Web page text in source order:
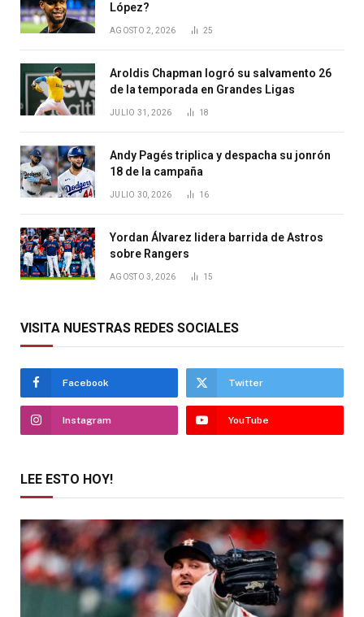
López?
AGOSTO 2, 2026 25
Aroldis Chapman logró su salvamento 26
de la temporada en Grandes Ligas
JULIO 31, 2026 18
Andy Pagés triplica y despacha su jonrón
18 de la campaña
JULIO 30, 2026 16
Yordan Álvarez lidera barrida de Astros
sobre Rangers
AGOSTO 3, 2026 15
VISITA NUESTRAS REDES SOCIALES
Facebook Twitter
Instagram YouTube
LEE ESTO HOY!